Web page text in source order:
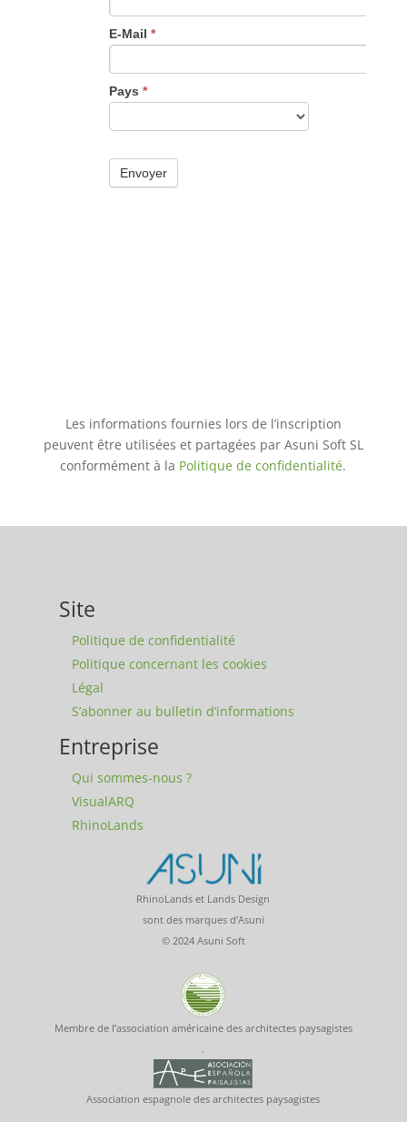
Les informations fournies lors de l’inscription
peuvent être utilisées et partagées par Asuni Soft SL
conformément à la Politique de confidentialité.
Site
Politique de confidentialité
Politique concernant les cookies
Légal
S’abonner au bulletin d’informations
Entreprise
Qui sommes-nous ?
VisualARQ
RhinoLands
RhinoLands et Lands Design
sont des marques d’Asuni
© 2024 Asuni Soft
Membre de l’association américaine des architectes paysagistes
.
Association espagnole des architectes paysagistes